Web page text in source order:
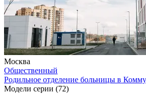
Москва
Общественный
Родильное отделение больницы в
Модели серии (72)